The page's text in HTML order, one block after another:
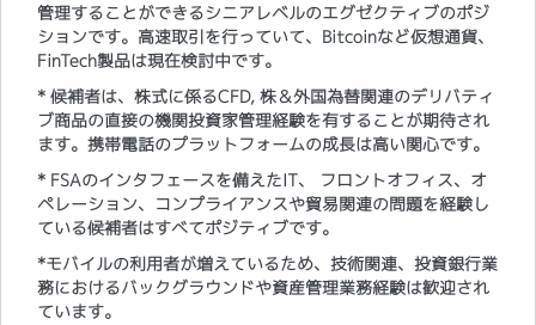
管理することができるシニアレベルのエグゼクティブのポジ
ションです。高速取引を行っていて、Bitcoinなど仮想通貨、
FinTech製品は現在検討中です。
* 候補者は、株式に係るCFD, 株＆外国為替関連のデリバティ
ブ商品の直接の機関投資家管理経験を有することが期待され
ます。携帯電話のプラットフォームの成長は高い関心です。
* FSAのインタフェースを備えたIT、 フロントオフィス、オ
ペレーション、コンプライアンスや貿易関連の問題を経験し
ている候補者はすべてポジティブです。
*モバイルの利用者が増えているため、技術関連、投資銀行業
務におけるバックグラウンドや資産管理業務経験は歓迎され
ています。